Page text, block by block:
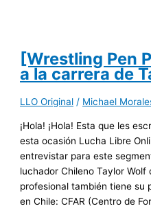
[Wrestling Pen
a la carrera de
LLO Original / Michael
¡Hola! ¡Hola! Esta que les
esta ocasión Lucha Libre
entrevistar para este
luchador Chileno Taylor
profesional también tiene su
en Chile: CFAR (Centro de